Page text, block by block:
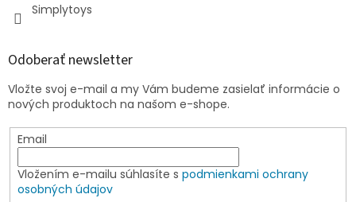
Simplytoys
Odoberať newsletter
Vložte svoj e-mail a my Vám budeme zasielať informácie o
nových produktoch na našom e-shope.
Email
Vložením e-mailu súhlasíte s podmienkami ochrany
osobných údajov